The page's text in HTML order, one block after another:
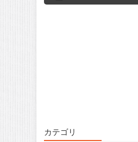
カテゴリ